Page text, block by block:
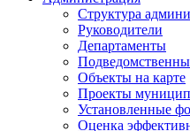
Структура
Руководители
Департаменты
Объекты на карте
Проекты
Установленные
Оценка